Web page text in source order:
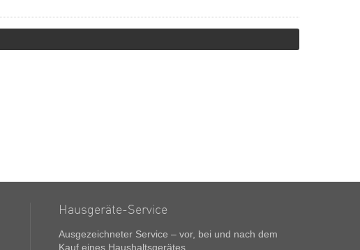
Hausgeräte-Service
Ausgezeichneter Service – vor, bei und nach dem
Kauf eines Haushaltsgerätes.